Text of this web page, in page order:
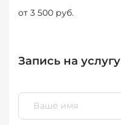
от 3 500 руб.
Запись на услугу